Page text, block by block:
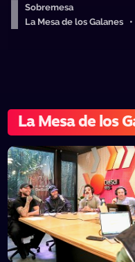
Sobremesa
La Mesa de los Galanes
La Mesa de los